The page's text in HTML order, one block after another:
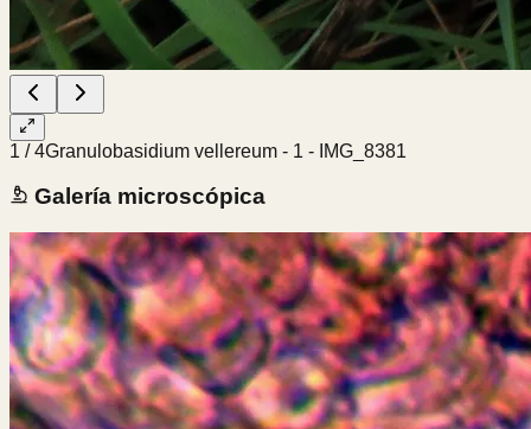
1 /4Granulobasidium vellereum - 1 - IMG_8381
Galería microscópica